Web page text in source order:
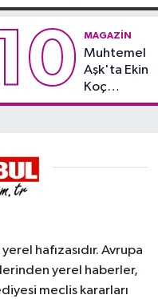
kayması
MAGAZIN
Muhtemel
Aşk'ta Ekin
Koç
damgası
hafızasıdır. Avrupa
yerel haberler,
meclis kararları